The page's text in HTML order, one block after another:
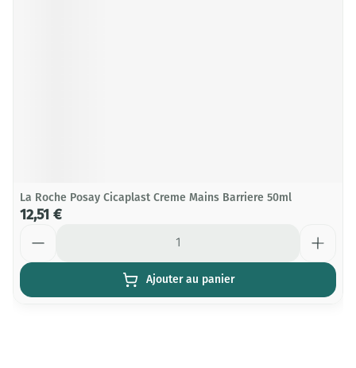
La Roche Posay Cicaplast Creme Mains Barriere 50ml
12,51 €
Ajouter au panier